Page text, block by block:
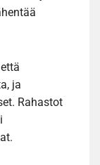
ja
Rahastot